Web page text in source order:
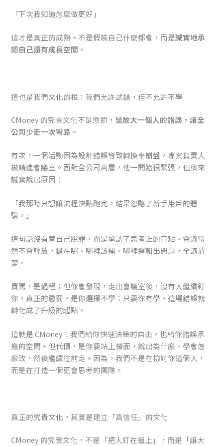
「下次我知道怎麼做更好」
這才是真正的成熟。不是假裝自己什麼都會，而是誠實地承
認自己還有成長空間 。
這也是我們文化的根：我們允許試錯，但不允許不學
CMoney 的究責文化不是懲罰， 是放大一個人的錯誤，讓全
公司少走一次彎路 。
有次，一個活動因為設計錯誤導致轉換率崩盤，專案負責人
被請進會議室。面對全公司高層，他一開始很緊張，但後來
誠實說出原因：
「我那時只想讓流程快點跑完，結果忽略了新手用戶的體
驗。」
這句話沒有替自己脫罪，而是承認了思考上的盲點。會議當
然不會輕放，錯在哪、哪裡該補、哪裡邏輯出問題，全講清
楚。
責罵，是過程；但你會發現，走出會議室後，沒有人繼續釘
你。真正的懲罰，是你選擇不學；只要你有學，這場錯誤就
轉化成了升級的起點。
這就是 CMoney：我們給你快速決策的自由，也給你錯誤承
擔的空間。但代價，是你要站上檯面，說出為什麼、學會怎
麼改，然後繼續往前走。因為，我們不是在檢討你這個人，
而是在打造一個更會思考的團隊。
真正的究責文化，其實是建立「高信任」的文化
CMoney 的究責文化，不是「把人釘在牆上」，而是「讓大